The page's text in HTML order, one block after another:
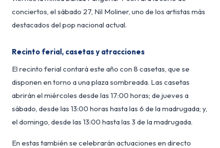
conciertos, el sábado 27, Nil Moliner, uno de los artistas más
destacados del pop nacional actual.
Recinto ferial, casetas y atracciones
El recinto ferial contará este año con 8 casetas, que se
disponen en torno a una plaza sombreada. Las casetas
abrirán el miércoles desde las 17:00 horas; de jueves a
sábado, desde las 13:00 horas hasta las 6 de la madrugada; y,
el domingo, desde las 13:00 hasta las 3 de la madrugada.
En estas también se celebrarán actuaciones en directo